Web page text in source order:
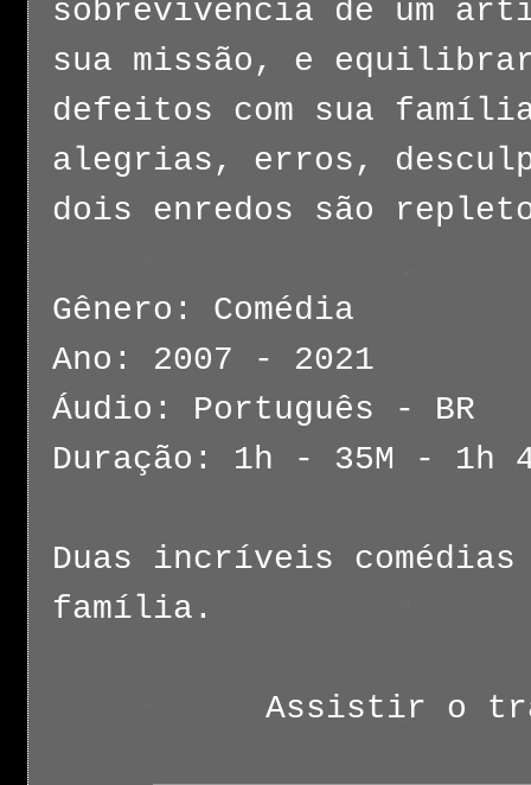
sobrevivência de um
sua missão, e
defeitos com sua
alegrias, erros,
dois enredos são
Gênero: Comédia
Ano: 2007 - 2021
Áudio: Português - BR
Duração: 1h - 35M - 1h
Duas incríveis
família.
Assistir o